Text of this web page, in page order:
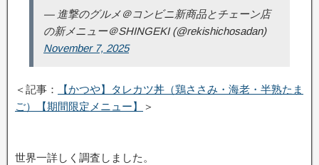
— 進撃のグルメ＠コンビニ新商品とチェーン店
の新メニュー＠SHINGEKI (@rekishichosadan)
November 7, 2025
＜記事：
【かつや】タレカツ丼（鶏ささみ・海老・半熟たま
ご）【期間限定メニュー】
＞
世界一詳しく調査しました。